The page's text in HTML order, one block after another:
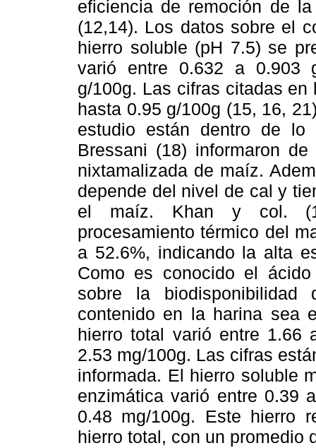
eficiencia de remoción de
(12,14). Los datos sobre el
hierro soluble (pH 7.5) se
varió entre 0.632 a 0.903
g/100g. Las cifras citadas
hasta 0.95 g/100g (15, 16,
estudio están dentro de
Bressani (18) informaron
nixtamalizada de maíz.
depende del nivel de cal y
el maíz. Khan y col.
procesamiento térmico del
a 52.6%, indicando la alta
Como es conocido el
sobre la
contenido en la harina sea
hierro total varió entre 1.66
2.53 mg/100g. Las cifras
informada. El hierro soluble
enzimática varió entre 0.39
0.48 mg/100g. Este hierro
hierro total, con un promedio